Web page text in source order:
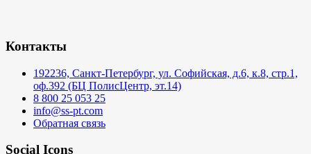
Контакты
192236, Санкт-Петербург, ул. Софийская, д.6, к.8, стр.1,
оф.392 (БЦ ПолисЦентр, эт.14)
8 800 25 053 25
info@ss-pt.com
Обратная связь
Social Icons